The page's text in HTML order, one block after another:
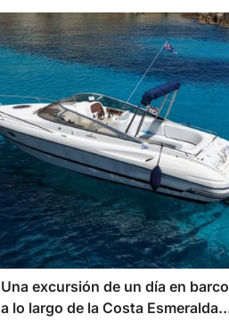
Una excursión de un día en barco
a lo largo de la Costa Esmeralda,